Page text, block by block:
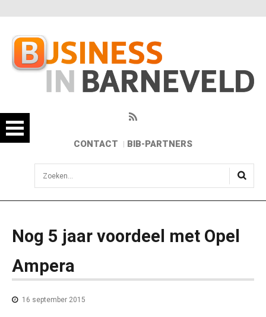
CONTACT BIB-PARTNERS
sisea.search
Nog 5 jaar voordeel met Opel
Ampera
16 september 2015